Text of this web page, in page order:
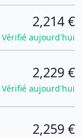
2,214 €
Vérifié aujourd'hui
2,229 €
Vérifié aujourd'hui
2,259 €